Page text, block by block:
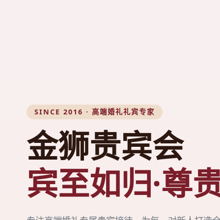
SINCE 2016 · 高端婚礼礼宾专家
金狮贵宾会
宾至如归·尊